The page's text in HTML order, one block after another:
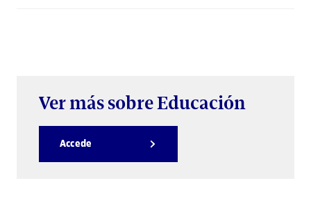
Ver más sobre Educación
Accede